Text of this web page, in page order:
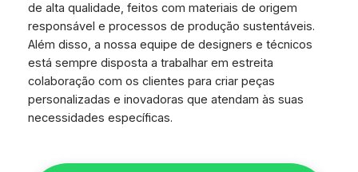
de alta qualidade, feitos com materiais de origem
responsável e processos de produção sustentáveis.
Além disso, a nossa equipe de designers e técnicos
está sempre disposta a trabalhar em estreita
colaboração com os clientes para criar peças
personalizadas e inovadoras que atendam às suas
necessidades específicas.